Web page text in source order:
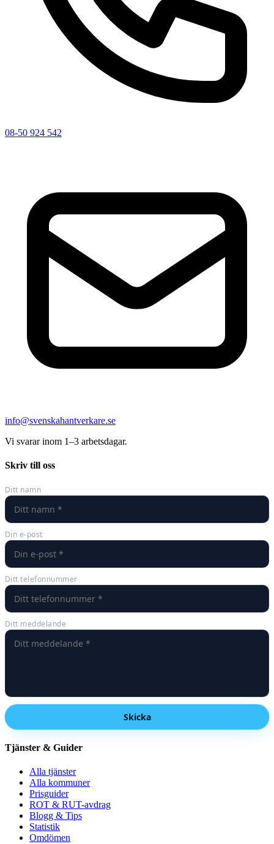
08-50 924 542
info@svenskahantverkare.se
Vi svarar inom 1–3 arbetsdagar.
Skriv till oss
Ditt namn
Din e-post
Ditt telefonnummer
Ditt meddelande
Skicka
Tjänster & Guider
Alla tjänster
Alla kommuner
Prisguider
ROT & RUT-avdrag
Blogg & Tips
Statistik
Omdömen